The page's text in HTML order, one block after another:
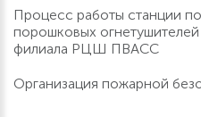
Процесс работы станции
порошковых
филиала РЦШ ПВАСС
Организация пожарной